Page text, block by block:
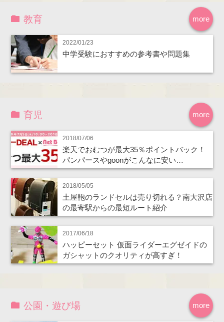
more
教育
2022/01/23
中学受験におすすめの参考書や問題集
more
育児
2018/07/06
楽天でおむつが最大35％ポイントバック！
パンパースやgoonがこんなに安い…
2018/05/05
土屋鞄のランドセルは売り切れる？南大沢店
の最寄駅からの最短ルート紹介
2017/06/18
ハッピーセット 仮面ライダーエグゼイドの
ガシャットのクオリティが高すぎ！
more
公園・遊び場